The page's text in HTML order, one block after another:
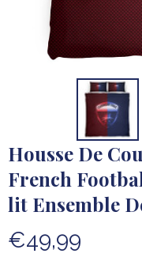
Housse De
French
lit Ensemble
€49,99